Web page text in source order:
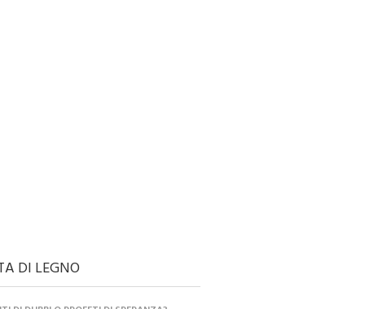
DI LEGNO
DI DUBBI O PROFETI DI SPERANZA?